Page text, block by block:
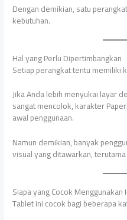
Dengan demikian, satu
kebutuhan.
Hal yang Perlu Dipertimbangkan
Setiap perangkat tentu memiliki
Jika Anda lebih menyukai layar
sangat mencolok, karakter
awal penggunaan.
Namun demikian, banyak
visual yang ditawarkan,
Siapa yang Cocok
Tablet ini cocok bagi beberapa